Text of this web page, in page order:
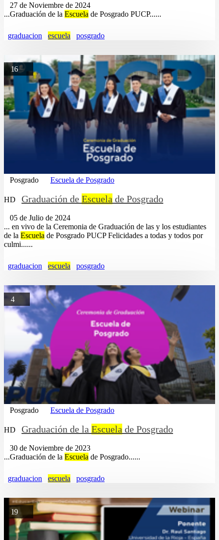
27 de Noviembre de 2024
...Graduación de la Escuela de Posgrado PUCP......
graduacion escuela posgrado
16
Posgrado Escuela de Posgrado
HD Graduación de Escuela de Posgrado
05 de Julio de 2024
... en vivo de la Ceremonia de Graduación de las y los estudiantes
de la Escuela de Posgrado PUCP Felicidades a todas y todos por
culmi......
graduacion escuela posgrado
4
Posgrado Escuela de Posgrado
HD Graduación de la Escuela de Posgrado
30 de Noviembre de 2023
...Graduación de la Escuela de Posgrado......
graduacion escuela posgrado
19